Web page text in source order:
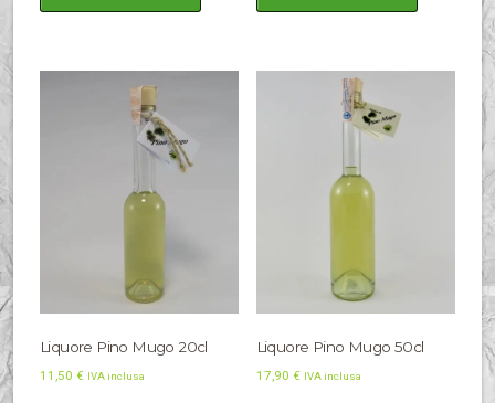
Liquore Pino Mugo 20cl
11,50 € IVA inclusa
Liquore Pino Mugo 50cl
17,90 € IVA inclusa